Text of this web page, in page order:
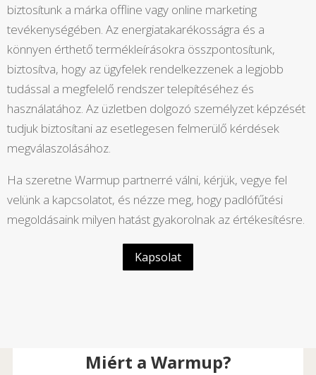
biztosítunk a márka offline vagy online marketing
tevékenységében. Az energiatakarékosságra és a
könnyen érthető termékleírásokra összpontosítunk,
biztosítva, hogy az ügyfelek rendelkezzenek a legjobb
tudással a megfelelő rendszer telepítéséhez és
használatához. Az üzletben dolgozó személyzet képzését
tudjuk biztosítani az esetlegesen felmerülő kérdések
megválaszolásához.
Ha szeretne Warmup partnerré válni, kérjük, vegye fel
velünk a kapcsolatot, és nézze meg, hogy padlófűtési
megoldásaink milyen hatást gyakorolnak az értékesítésre.
Kapsolat
Miért a Warmup?